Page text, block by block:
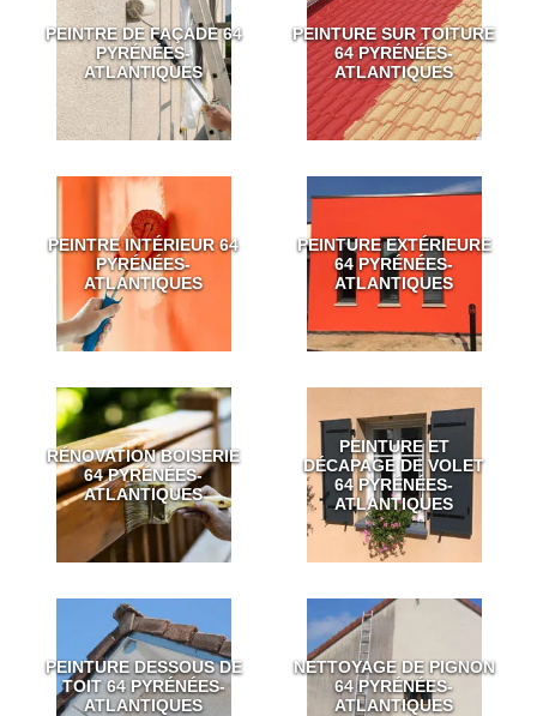
PEINTRE DE FAÇADE 64
PYRÉNÉES-
ATLANTIQUES
PEINTURE SUR TOITURE
64 PYRÉNÉES-
ATLANTIQUES
PEINTRE INTÉRIEUR 64
PYRÉNÉES-
ATLANTIQUES
PEINTURE EXTÉRIEURE
64 PYRÉNÉES-
ATLANTIQUES
RÉNOVATION BOISERIE
64 PYRÉNÉES-
ATLANTIQUES
PEINTURE ET
DÉCAPAGE DE VOLET
64 PYRÉNÉES-
ATLANTIQUES
PEINTURE DESSOUS DE
TOIT 64 PYRÉNÉES-
ATLANTIQUES
NETTOYAGE DE PIGNON
64 PYRÉNÉES-
ATLANTIQUES